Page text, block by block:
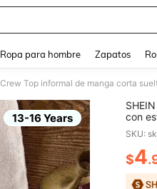
Ropa para hombre Zapatos
13-16 Years
con
SKU:
$4